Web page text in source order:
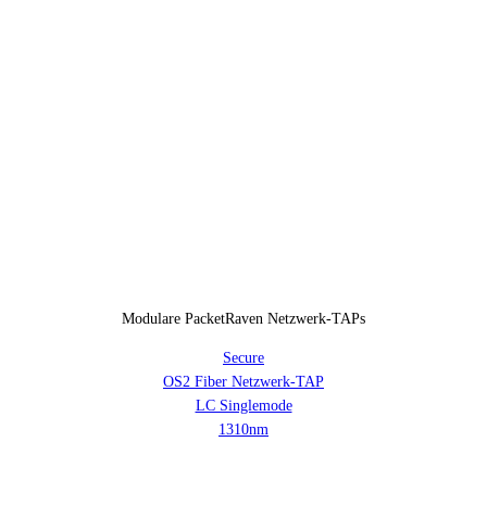
Modulare PacketRaven Netzwerk-TAPs
Secure
OS2 Fiber Netzwerk-TAP
LC Singlemode
1310nm